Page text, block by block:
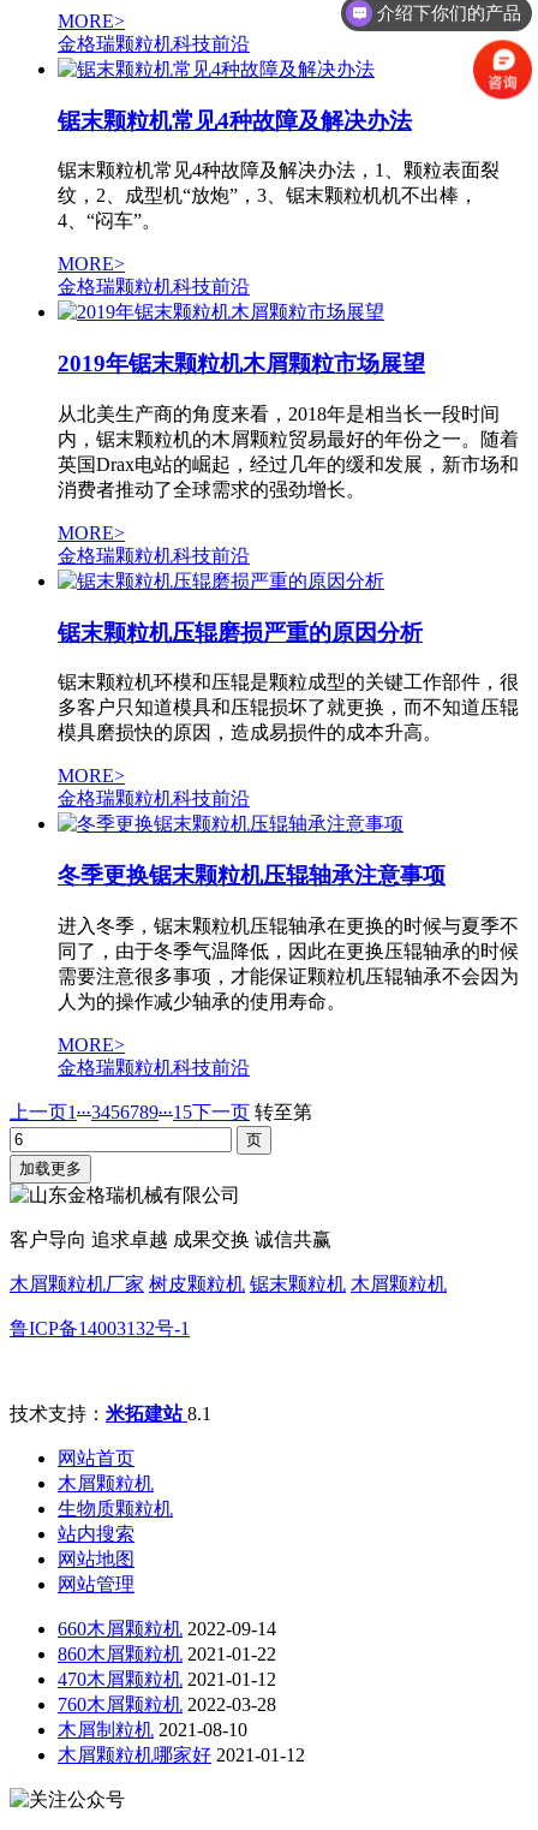
MORE>
金格瑞颗粒机科技前沿
锯末颗粒机常见4种故障及解决办法
锯末颗粒机常见4种故障及解决办法，1、颗粒表面裂
纹，2、成型机“放炮”，3、锯末颗粒机机不出棒，
4、“闷车”。
MORE>
金格瑞颗粒机科技前沿
2019年锯末颗粒机木屑颗粒市场展望
从北美生产商的角度来看，2018年是相当长一段时间
内，锯末颗粒机的木屑颗粒贸易最好的年份之一。随着
英国Drax电站的崛起，经过几年的缓和发展，新市场和
消费者推动了全球需求的强劲增长。
MORE>
金格瑞颗粒机科技前沿
锯末颗粒机压辊磨损严重的原因分析
锯末颗粒机环模和压辊是颗粒成型的关键工作部件，很
多客户只知道模具和压辊损坏了就更换，而不知道压辊
模具磨损快的原因，造成易损件的成本升高。
MORE>
金格瑞颗粒机科技前沿
冬季更换锯末颗粒机压辊轴承注意事项
进入冬季，锯末颗粒机压辊轴承在更换的时候与夏季不
同了，由于冬季气温降低，因此在更换压辊轴承的时候
需要注意很多事项，才能保证颗粒机压辊轴承不会因为
人为的操作减少轴承的使用寿命。
MORE>
金格瑞颗粒机科技前沿
上一页1...3456789...15下一页 转至第
加载更多
客户导向 追求卓越 成果交换 诚信共赢
木屑颗粒机厂家 树皮颗粒机 锯末颗粒机 木屑颗粒机
鲁ICP备14003132号-1
技术支持： 米拓建站8.1
网站首页
木屑颗粒机
生物质颗粒机
站内搜索
网站地图
网站管理
660木屑颗粒机 2022-09-14
860木屑颗粒机 2021-01-22
470木屑颗粒机 2021-01-12
760木屑颗粒机 2022-03-28
木屑制粒机 2021-08-10
木屑颗粒机哪家好 2021-01-12
介绍下你们的产品